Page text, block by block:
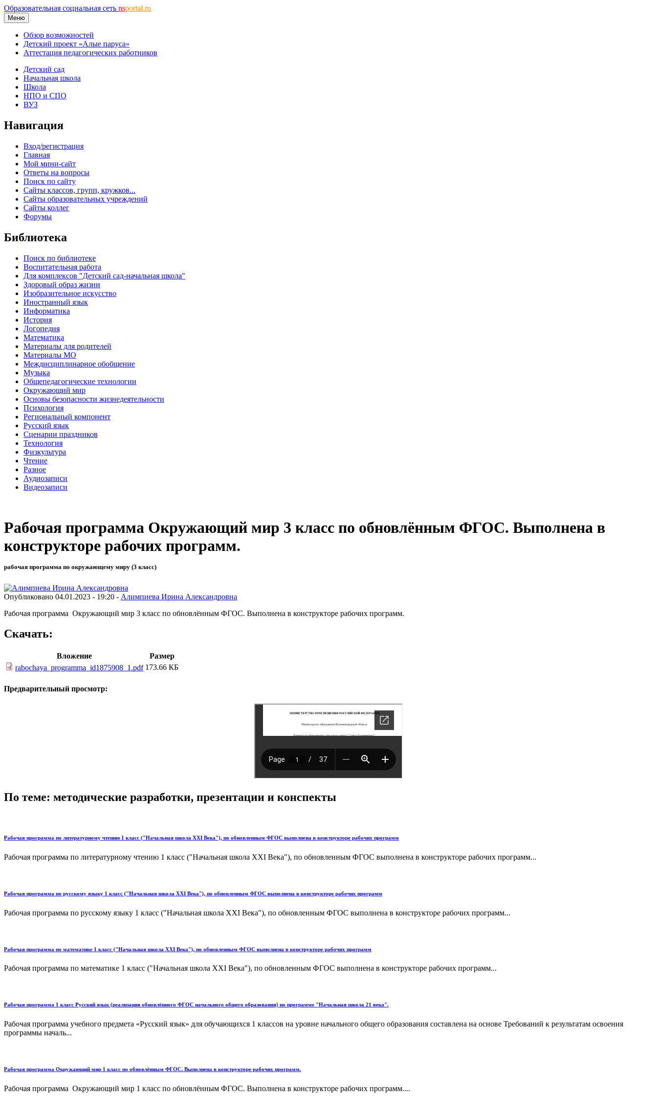
Образовательная социальная сеть nsportal.ru
Меню
Обзор возможностей
Детский проект «Алые паруса»
Аттестация педагогических работников
Детский сад
Начальная школа
Школа
НПО и СПО
ВУЗ
Навигация
Вход/регистрация
Главная
Мой мини-сайт
Ответы на вопросы
Поиск по сайту
Сайты классов, групп, кружков...
Сайты образовательных учреждений
Сайты коллег
Форумы
Библиотека
Поиск по библиотеке
Воспитательная работа
Для комплексов "Детский сад-начальная школа"
Здоровый образ жизни
Изобразительное искусство
Иностранный язык
Информатика
История
Логопедия
Математика
Материалы для родителей
Материалы МО
Междисциплинарное обобщение
Музыка
Общепедагогические технологии
Окружающий мир
Основы безопасности жизнедеятельности
Психология
Региональный компонент
Русский язык
Сценарии праздников
Технология
Физкультура
Чтение
Разное
Аудиозаписи
Видеозаписи
Рабочая программа Окружающий мир 3 класс по обновлённым ФГОС. Выполнена в
конструкторе рабочих программ.
рабочая программа по окружающему миру (3 класс)
Опубликовано 04.01.2023 - 19:20 - Алимпиева Ирина Александровна
Рабочая программа Окружающий мир 3 класс по обновлённым ФГОС. Выполнена в конструкторе рабочих программ.
Скачать:
Вложение
Размер
rabochaya_programma_id1875908_1.pdf 173.66 КБ
Предварительный просмотр:
По теме: методические разработки, презентации и конспекты
Рабочая программа по литературному чтению 1 класс ("Начальная школа XXI Века"), по обновленным ФГОС выполнена в конструкторе рабочих программ
Рабочая программа по литературному чтению 1 класс ("Начальная школа XXI Века"), по обновленным ФГОС выполнена в конструкторе рабочих программ...
Рабочая программа по русскому языку 1 класс ("Начальная школа XXI Века"), по обновленным ФГОС выполнена в конструкторе рабочих программ
Рабочая программа по русскому языку 1 класс ("Начальная школа XXI Века"), по обновленным ФГОС выполнена в конструкторе рабочих программ...
Рабочая программа по математике 1 класс ("Начальная школа XXI Века"), по обновленным ФГОС выполнена в конструкторе рабочих программ
Рабочая программа по математике 1 класс ("Начальная школа XXI Века"), по обновленным ФГОС выполнена в конструкторе рабочих программ...
Рабочая программа 1 класс Русский язык (реализация обновлённого ФГОС начального общего образования) по программе "Начальная школа 21 века".
Рабочая программа учебного предмета «Русский язык» для обучающихся 1 классов на уровне начального общего образования составлена на основе Требований к результатам освоения
программы началь...
Рабочая программа Окружающий мир 1 класс по обновлённым ФГОС. Выполнена в конструкторе рабочих программ.
Рабочая программа Окружающий мир 1 класс по обновлённым ФГОС. Выполнена в конструкторе рабочих программ....